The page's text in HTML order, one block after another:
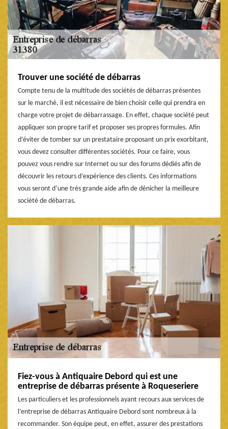
Trouver une société de débarras
Compte tenu de la multitude des sociétés de débarras présentes
sur le marché, il est nécessaire de bien choisir celle qui prendra en
charge votre projet de débarrassage. En effet, chaque société peut
appliquer son propre tarif et proposer ses propres formules. Afin
d’éviter de tomber sur un prestataire proposant un prix exorbitant,
vous devez consulter différentes sociétés. Pour ce faire, vous
pouvez vous rendre sur Internet ou sur des forums dédiés afin de
découvrir les retours d’expérience des clients. Ces informations
vous seront d’une très grande aide afin de dénicher la meilleure
société de débarras.
Fiez-vous à Antiquaire Debord qui est une
entreprise de débarras présente à Roqueseriere
Les particuliers et les professionnels ayant recours aux services de
l’entreprise de débarras Antiquaire Debord sont nombreux à la
recommander. Son équipe peut, en effet, assurer des prestations